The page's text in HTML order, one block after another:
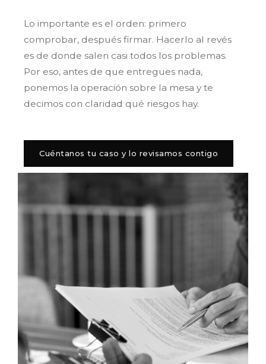
Lo importante es el orden: primero
comprobar, después firmar. Hacerlo al revés
es de donde salen casi todos los problemas.
Por eso, antes de que entregues nada,
ponemos la operación sobre la mesa y te
decimos con claridad qué riesgos hay.
Cuéntanos tu caso y lo revisamos contigo